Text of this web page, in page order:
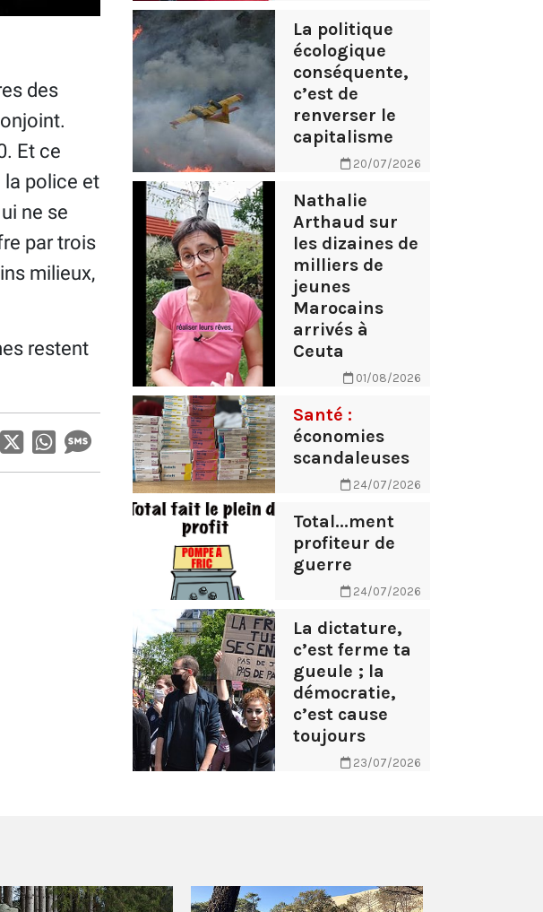
des
Et ce
la police et
ne se
par trois
milieux,
restent
La politique
écologique
conséquente,
c’est de
renverser le
capitalisme
20/07/2026
Nathalie
Arthaud sur
les dizaines de
milliers de
jeunes
Marocains
arrivés à
Ceuta
01/08/2026
Santé :
économies
scandaleuses
24/07/2026
Total...ment
profiteur de
guerre
24/07/2026
La dictature,
c’est ferme ta
gueule ; la
démocratie,
c’est cause
toujours
23/07/2026